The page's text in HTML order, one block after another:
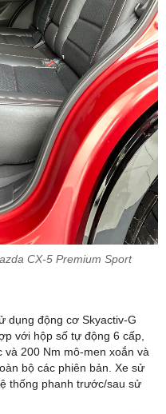
CX-5 Premium Sport
dụng động cơ Skyactiv-G
với hộp số tự động 6 cấp,
và 200 Nm mô-men xoắn và
bộ các phiên bản. Xe sử
thống phanh trước/sau sử